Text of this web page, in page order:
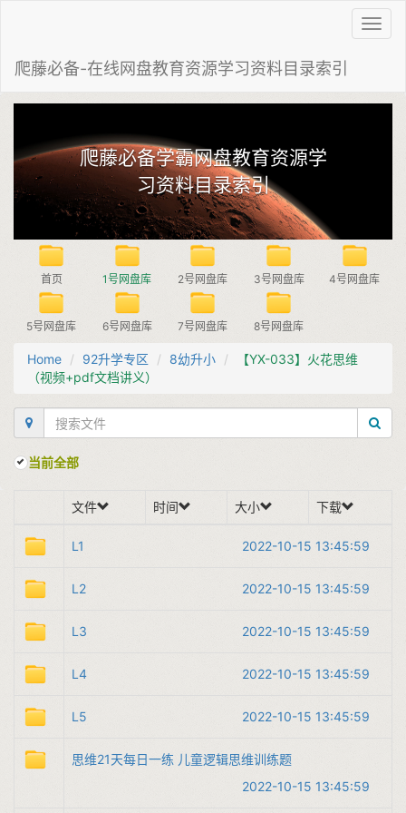
爬藤必备-在线网盘教育资源学习资料目录索引
爬藤必备学霸网盘教育资源学
习资料目录索引
首页 1号网盘库 2号网盘库 3号网盘库 4号网盘库
5号网盘库 6号网盘库 7号网盘库 8号网盘库
Home 92升学专区 8幼升小
【YX-033】火花思维
（视频+pdf文档讲义）
当前全部
文件 时间 大小 下载
L1 2022-10-15 13:45:59
L2 2022-10-15 13:45:59
L3 2022-10-15 13:45:59
L4 2022-10-15 13:45:59
L5 2022-10-15 13:45:59
思维21天每日一练 儿童逻辑思维训练题
2022-10-15 13:45:59